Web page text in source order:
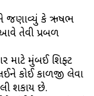
જણાવ્યું કે ઋષભ
આવે તેવી પ્રબળ
માટે મુંબઈ શિફ્ટ
કોઈ કાળજી લેવા
શકાય છે.